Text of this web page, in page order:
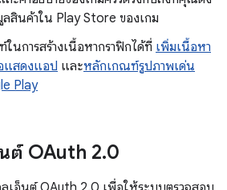
ลสินค้าใน Play Store ของเกม
นการสร้างเนื้อหากราฟิกได้ที่ เพิ่มเนื้อหา
แสดงแอป และหลักเกณฑ์รูปภาพเด่น
Play
ต์ OAuth 2.0